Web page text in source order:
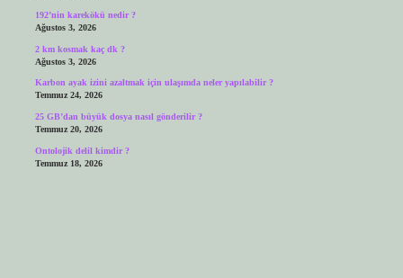
192’nin karekökü nedir ?
Ağustos 3, 2026
2 km kosmak kaç dk ?
Ağustos 3, 2026
Karbon ayak izini azaltmak için ulaşımda neler yapılabilir ?
Temmuz 24, 2026
25 GB’dan büyük dosya nasıl gönderilir ?
Temmuz 20, 2026
Ontolojik delil kimdir ?
Temmuz 18, 2026